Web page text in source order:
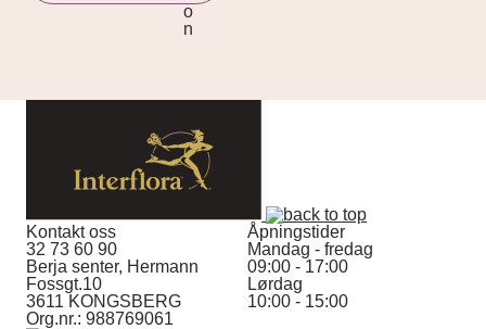
Kontakt oss
32 73 60 90
Berja senter, Hermann
Fossgt.10
3611 KONGSBERG
Org.nr.: 988769061
Åpningstider
Mandag - fredag
09:00 - 17:00
Lørdag
10:00 - 15:00